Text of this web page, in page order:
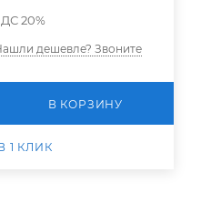
20%
дешевле? Звоните
В КОРЗИНУ
1 КЛИК